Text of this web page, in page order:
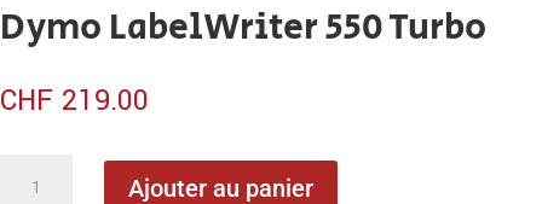
Dymo LabelWriter 550 Turbo
CHF 219.00
Ajouter au panier